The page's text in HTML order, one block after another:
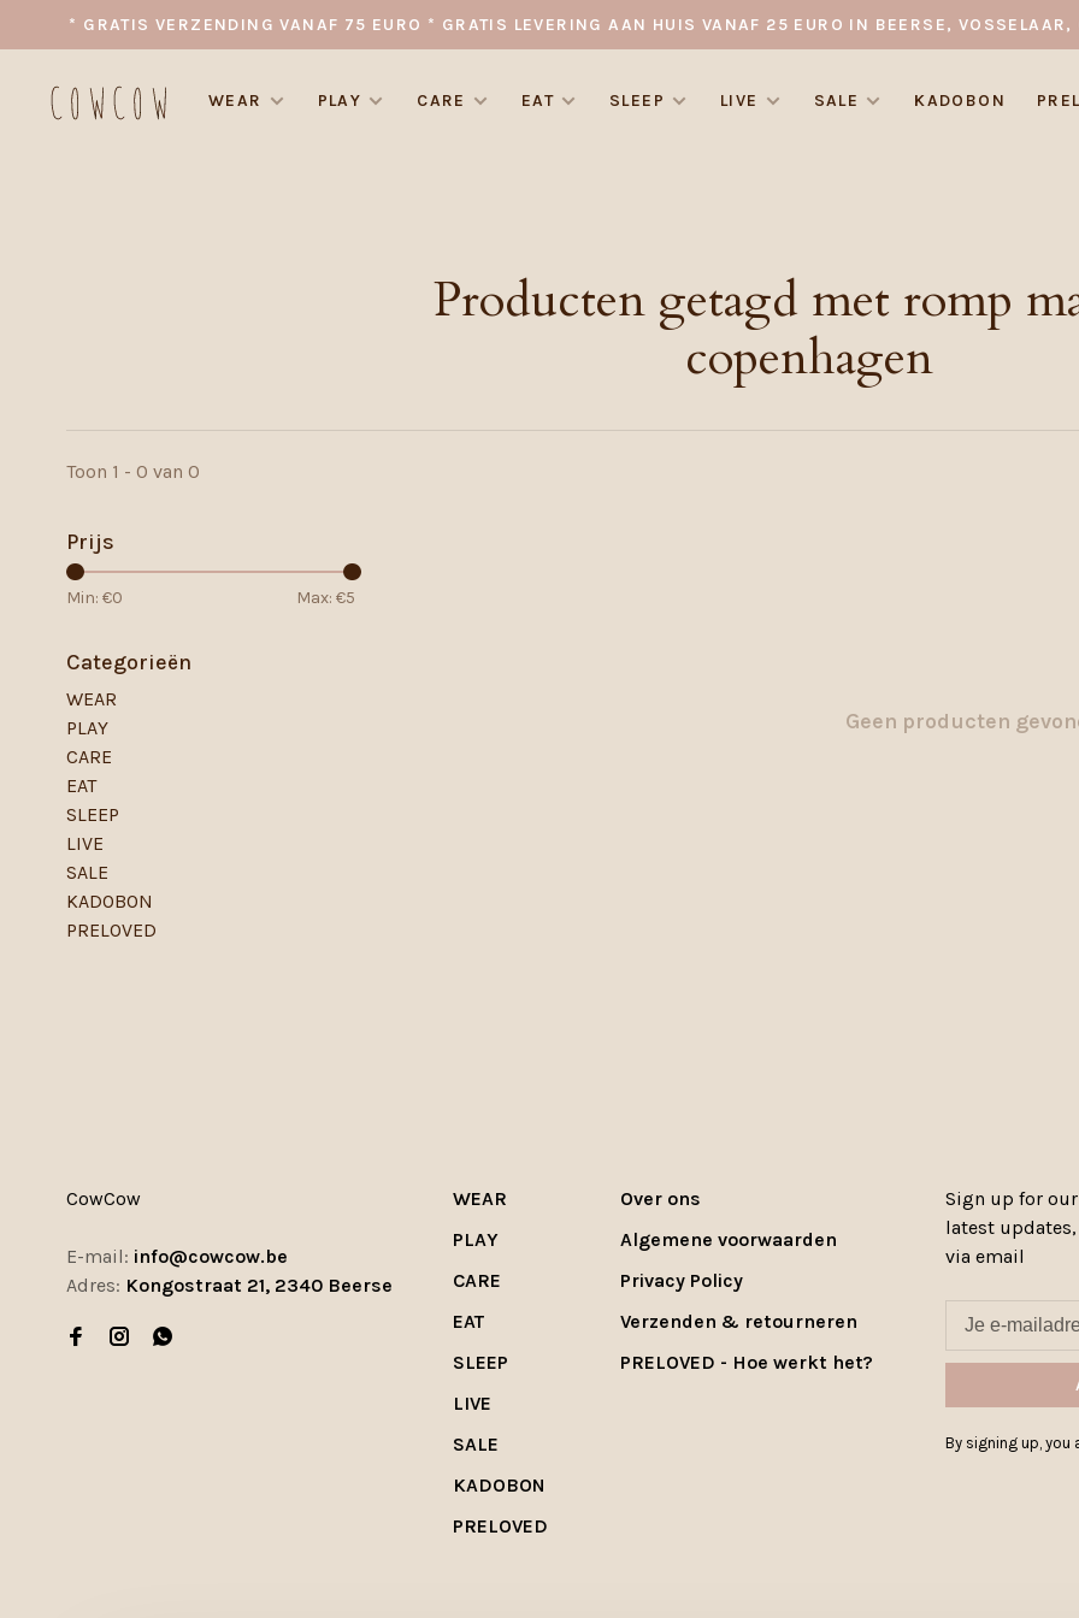
* GRATIS VERZENDING VANAF 75 EURO * GRATIS LEVERING AAN HUIS VANAF 25 EURO IN BEERSE,
WEAR PLAY CARE EAT SLEEP LIVE SALE KADOBON
Producten getagd met romp
copenhagen
Toon 1 - 0 van 0
Prijs
Min: €0 Max: €5
Categorieën
WEAR
PLAY
CARE
EAT
SLEEP
LIVE
SALE
KADOBON
PRELOVED
Geen producten
CowCow
E-mail: info@cowcow.be
Adres: Kongostraat 21, 2340 Beerse
WEAR
PLAY
CARE
EAT
SLEEP
LIVE
SALE
KADOBON
PRELOVED
Over ons
Algemene voorwaarden
Privacy Policy
Verzenden & retourneren
PRELOVED - Hoe werkt het?
Sign up for
latest
via email
By signing up, you